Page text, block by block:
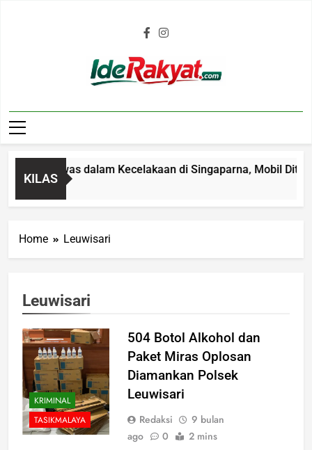
Iderakyat.com
KILAS
Tewas dalam Kecelakaan di Singaparna, Mobil
Home Leuwisari
Leuwisari
KRIMINAL
TASIKMALAYA
504 Botol Alkohol dan
Paket Miras Oplosan
Diamankan Polsek
Leuwisari
Redaksi
9 bulan
ago
0 2 mins